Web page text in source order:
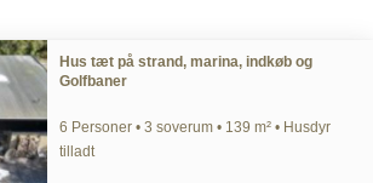
Hus tæt på strand, marina, indkøb og
Golfbaner
6 Personer • 3 soverum • 139 m² • Husdyr
tilladt